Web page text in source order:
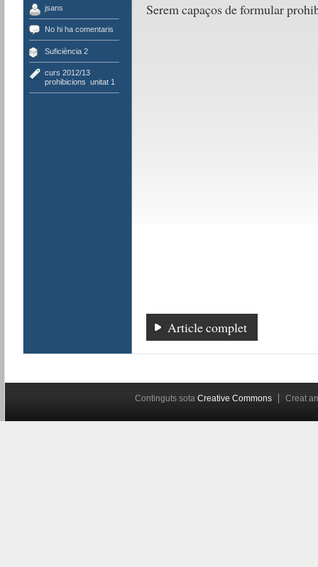
jsans
No hi ha comentaris
Suficiència 2
curs 2012/13,
prohibicions unitat 1
Serem capaços de formular
Article complet
Continguts sota Creative Commons Creat